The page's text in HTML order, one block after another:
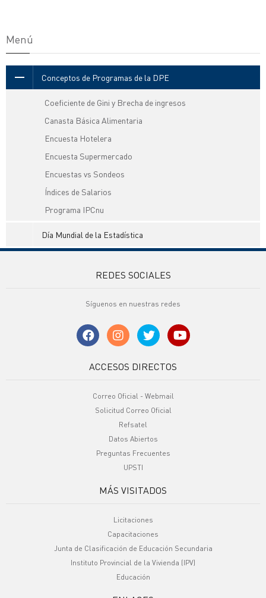
Menú
Conceptos de Programas de la DPE
Coeficiente de Gini y Brecha de ingresos
Canasta Básica Alimentaria
Encuesta Hotelera
Encuesta Supermercado
Encuestas vs Sondeos
Índices de Salarios
Programa IPCnu
Día Mundial de la Estadística
REDES SOCIALES
Síguenos en nuestras redes
ACCESOS DIRECTOS
Correo Oficial - Webmail
Solicitud Correo Oficial
Refsatel
Datos Abiertos
Preguntas Frecuentes
UPSTI
MÁS VISITADOS
Licitaciones
Capacitaciones
Junta de Clasificación de Educación Secundaria
Instituto Provincial de la Vivienda (IPV)
Educación